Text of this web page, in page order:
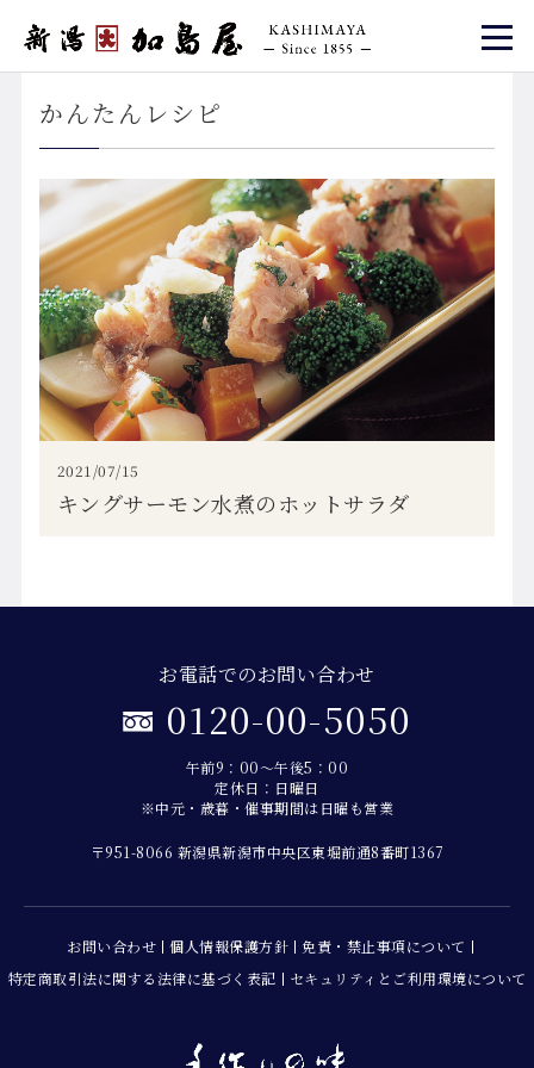
かんたんレシピ
2021/07/15
キングサーモン水煮のホットサラダ
お電話でのお問い合わせ
0120-00-5050
午前9：00～午後5：00
定休日：日曜日
※中元・歳暮・催事期間は日曜も営業
〒951-8066 新潟県新潟市中央区東堀前通8番町1367
お問い合わせ 個人情報保護方針
免責・禁止事項について
特定商取引法に関する法律に基づく表記
セキュリティとご利用環境について